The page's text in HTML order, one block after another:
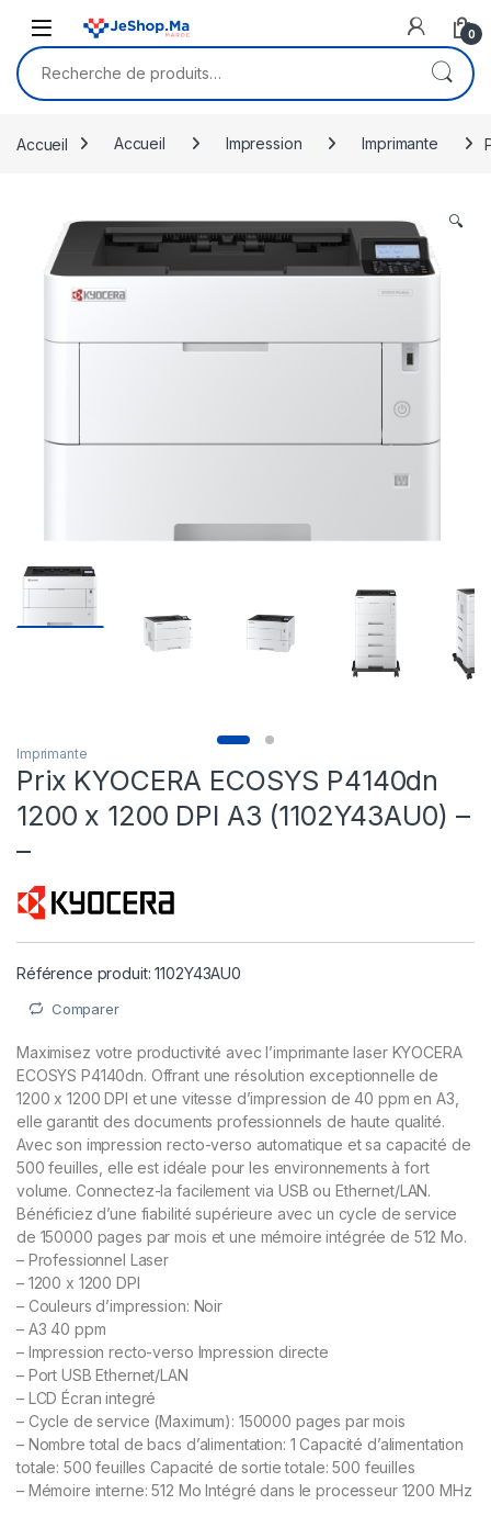
0
Recherche pour :
Accueil Accueil Impression Imprimante
🔍
Imprimante
Prix KYOCERA ECOSYS P4140dn
1200 x 1200 DPI A3 (1102Y43AU0) –
–
Référence produit: 1102Y43AU0
Comparer
Maximisez votre productivité avec l’imprimante laser KYOCERA
ECOSYS P4140dn. Offrant une résolution exceptionnelle de
1200 x 1200 DPI et une vitesse d’impression de 40 ppm en A3,
elle garantit des documents professionnels de haute qualité.
Avec son impression recto-verso automatique et sa capacité de
500 feuilles, elle est idéale pour les environnements à fort
volume. Connectez-la facilement via USB ou Ethernet/LAN.
Bénéficiez d’une fiabilité supérieure avec un cycle de service
de 150000 pages par mois et une mémoire intégrée de 512 Mo.
– Professionnel Laser
– 1200 x 1200 DPI
– Couleurs d’impression: Noir
– A3 40 ppm
– Impression recto-verso Impression directe
– Port USB Ethernet/LAN
– LCD Écran integré
– Cycle de service (Maximum): 150000 pages par mois
– Nombre total de bacs d’alimentation: 1 Capacité d’alimentation
totale: 500 feuilles Capacité de sortie totale: 500 feuilles
– Mémoire interne: 512 Mo Intégré dans le processeur 1200 MHz